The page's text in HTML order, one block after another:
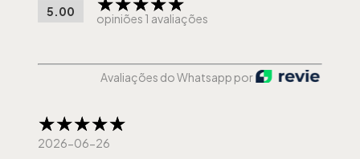
5.00 opiniões 1 avaliações
Avaliações do Whatsapp por
2026-06-26